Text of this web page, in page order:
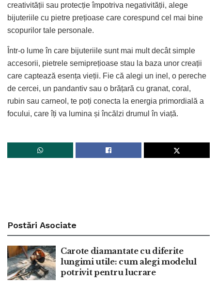
creativității sau protecție împotriva negativității, alege
bijuteriile cu pietre prețioase care corespund cel mai bine
scopurilor tale personale.
Într-o lume în care bijuteriile sunt mai mult decât simple
accesorii, pietrele semiprețioase stau la baza unor creații
care captează esența vieții. Fie că alegi un inel, o pereche
de cercei, un pandantiv sau o brățară cu granat, coral,
rubin sau carneol, te poți conecta la energia primordială a
focului, care îți va lumina și încălzi drumul în viață.
Postări Asociate
Carote diamantate cu diferite
lungimi utile: cum alegi modelul
potrivit pentru lucrare